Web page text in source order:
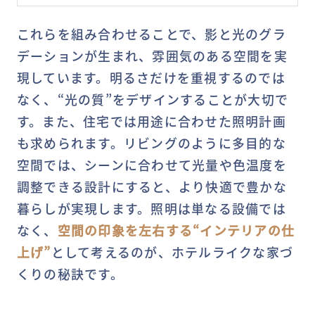
これらを組み合わせることで、影と光のグラ
デーションが生まれ、雰囲気のある空間を実
現しています。明るさだけを重視するのでは
なく、“光の質”をデザインすることが大切で
す。また、住宅では用途に合わせた照明計画
も求められます。リビングのように多目的な
空間では、シーンに合わせて光量や色温度を
調整できる設計にすると、より快適で豊かな
暮らしが実現します。照明は単なる設備では
なく、 空間の印象を左右する“インテリアの仕
上げ”として考えるのが、ホテルライクな家づ
くりの秘訣です。